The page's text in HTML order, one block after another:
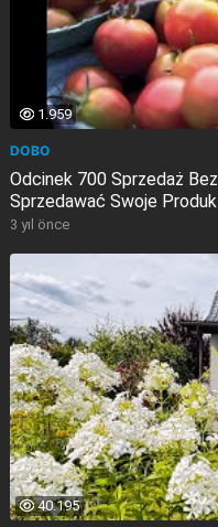
1.959
DOBO
Odcinek 700 Sprzedaż
Sprzedawać Swoje
3 yıl önce
40.195